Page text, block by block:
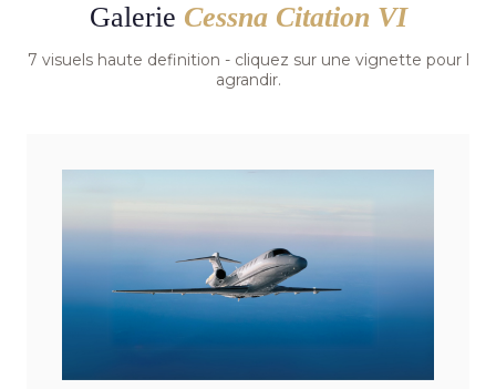
Galerie Cessna Citation VI
7 visuels haute definition - cliquez sur une vignette pour l
agrandir.